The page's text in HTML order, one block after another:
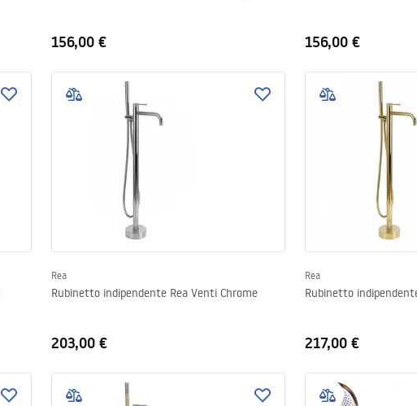
156,00 € 156,00 €
Rea
Rubinetto indipendente Rea Venti Chrome
203,00 €
Rea
217,00 €